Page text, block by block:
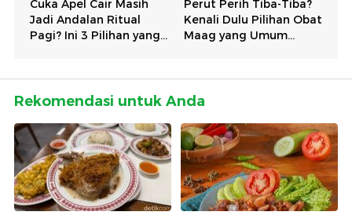
Rekomendasi untuk Anda